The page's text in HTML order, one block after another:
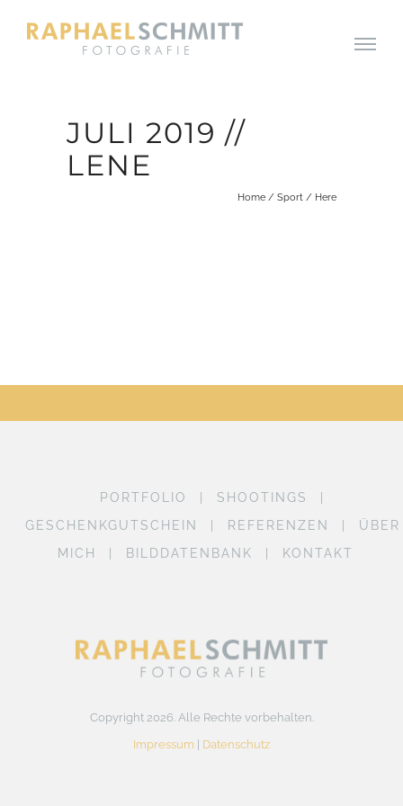
JULI 2019 //
LENE
Home / Sport / Here
PORTFOLIO
SHOOTINGS
GESCHENKGUTSCHEIN
REFERENZEN
ÜBER
MICH
BILDDATENBANK KONTAKT
Copyright 2026. Alle Rechte vorbehalten.
Impressum
Datenschutz